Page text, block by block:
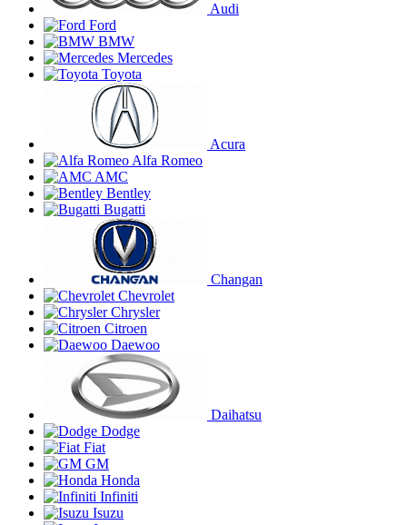
Audi
Ford
BMW
Mercedes
Toyota
Acura
Alfa Romeo
AMC
Bentley
Bugatti
Changan
Chevrolet
Chrysler
Citroen
Daewoo
Daihatsu
Dodge
Fiat
GM
Honda
Infiniti
Isuzu